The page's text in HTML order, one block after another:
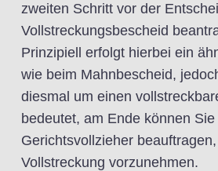
zweiten Schritt vor der
Vollstreckungsbescheid
Prinzipiell erfolgt hierbei ein
wie beim Mahnbescheid,
diesmal um einen
bedeutet, am Ende können
Gerichtsvollzieher
Vollstreckung vorzunehmen.